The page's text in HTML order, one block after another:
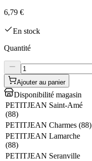
6,79 €
En stock
Quantité
Ajouter au panier
Disponibilité magasin
PETITJEAN Saint-Amé
(88)
PETITJEAN Charmes (88)
PETITJEAN Lamarche
(88)
PETITJEAN Seranville